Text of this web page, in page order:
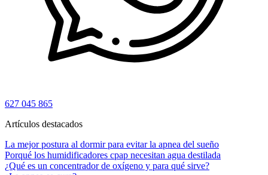
627 045 865
Artículos destacados
La mejor postura al dormir para evitar la apnea del sueño
Porqué los humidificadores cpap necesitan agua destilada
¿Qué es un concentrador de oxígeno y para qué sirve?